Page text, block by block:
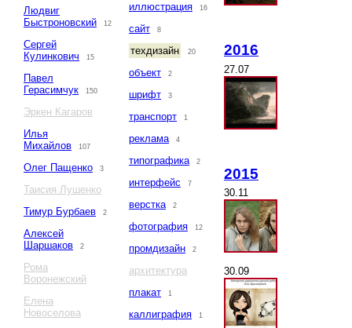
Людвиг
Быстроновский
12
Сергей
Кулинкович
15
Павел
Герасимчук
150
Эркен Кагаров
Илья
Михайлов
107
Олег Пащенко 3
Таисия Лушенко
Тимур Бурбаев
2
Алексей
Шаршаков
2
Рома
Воронежский
Елена
Новоселова
иллюстрация 16
сайт 8
техдизайн 20
объект 2
шрифт 3
транспорт 1
реклама 4
типографика 2
интерфейс 7
верстка 2
фотография 12
промдизайн 2
архитектура
плакат
1
каллиграфия 1
2016
27.07
2015
30.11
30.09